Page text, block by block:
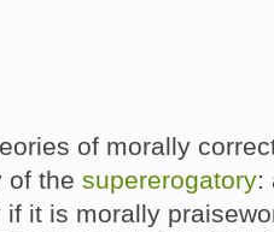
of morally
of the supererogatory:
if it is morally